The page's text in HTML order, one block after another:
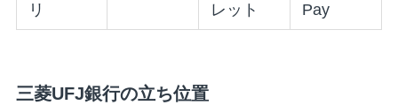
リ
レット
Pay
三菱UFJ銀行の立ち位置